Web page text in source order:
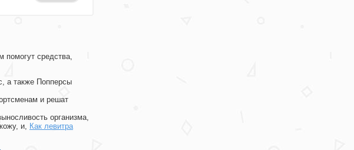
помогут средства,
а также Попперсы
и решат
организма,
и, Как левитра